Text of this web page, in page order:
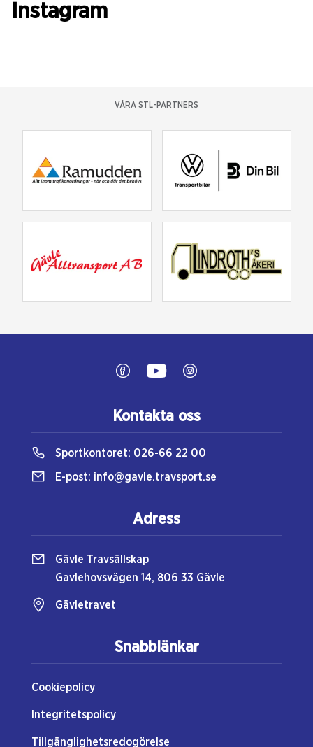
Instagram
VÅRA STL-PARTNERS
Snabblänkar
Cookiepolicy
Integritetspolicy
Tillgänglighetsredogörelse
Kontakta oss
Sportkontoret: 026-66 22 00
E-post: info@gavle.travsport.se
Adress
Gävle Travsällskap
Gavlehovsvägen 14, 806 33 Gävle
Gävletravet